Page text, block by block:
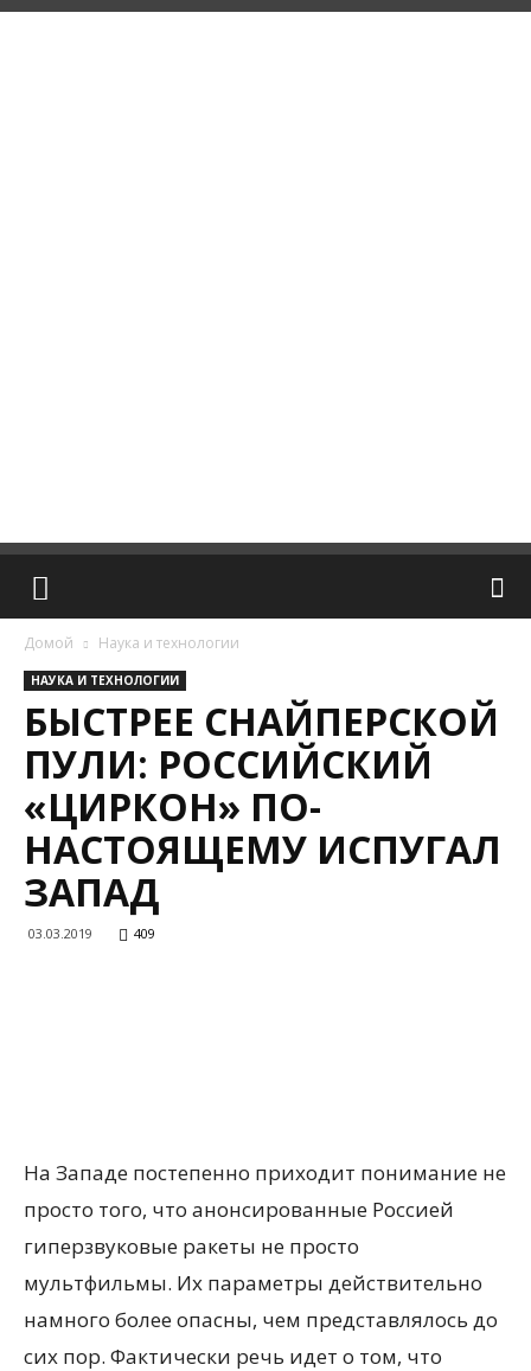
Домой Наука и технологии
НАУКА И ТЕХНОЛОГИИ
БЫСТРЕЕ СНАЙПЕРСКОЙ
ПУЛИ: РОССИЙСКИЙ
«ЦИРКОН» ПО-
НАСТОЯЩЕМУ ИСПУГАЛ
ЗАПАД
03.03.2019 409
На Западе постепенно приходит понимание не
просто того, что анонсированные Россией
гиперзвуковые ракеты не просто
мультфильмы. Их параметры действительно
намного более опасны, чем представлялось до
сих пор. Фактически речь идет о том, что